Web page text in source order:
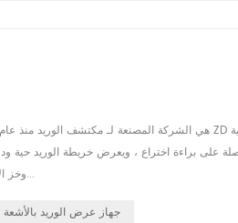
على براءة اختراع ، ويعرض خريطة الوريد حية
وخز الإبرة. المبدأ هو أن ضوء الأشعة تحت الحمراء يمكن أن يمتصه الدم ويعكسه الأنسجة المحيط...
جهاز عرض الوريد